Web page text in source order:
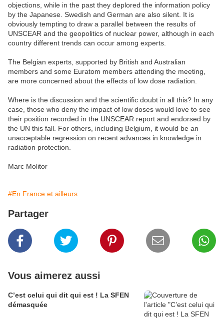
objections, while in the past they deplored the information policy
by the Japanese. Swedish and German are also silent. It is
obviously tempting to draw a parallel between the results of
UNSCEAR and the geopolitics of nuclear power, although in each
country different trends can occur among experts.
The Belgian experts, supported by British and Australian
members and some Euratom members attending the meeting,
are more concerned about the effects of low dose radiation.
Where is the discussion and the scientific doubt in all this? In any
case, those who deny the impact of low doses would love to see
their position recorded in the UNSCEAR report and endorsed by
the UN this fall. For others, including Belgium, it would be an
unacceptable regression on recent advances in knowledge in
radiation protection.
Marc Molitor
#En France et ailleurs
Partager
Vous aimerez aussi
C’est celui qui dit qui est ! La SFEN
démasquée